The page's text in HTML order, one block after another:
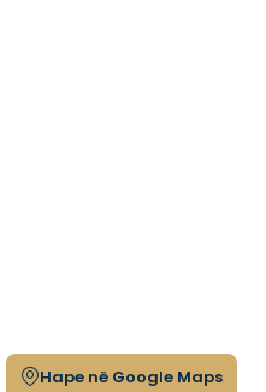
Hape në Google Maps